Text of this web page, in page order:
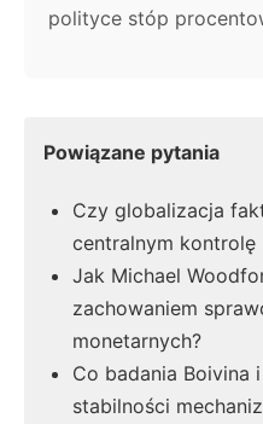
polityce stóp
Powiązane pytania
Czy globalizacja
centralnym kontrolę
Jak Michael
zachowaniem
monetarnych?
Co badania Boivina
stabilności